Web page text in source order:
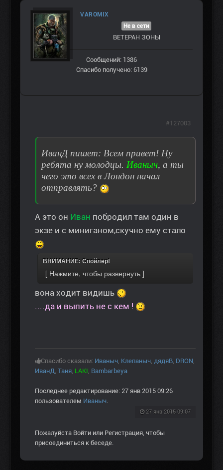
VAROMIX
Не в сети
ВЕТЕРАН ЗOНЫ
Сообщений: 1386
Спасибо получено: 6139
ИванД пишет: Всем привет! Ну
ребята ну молодцы. Иваныч, а ты
чего это всех в Лондон начал
отправлять?
А это он Иван побродил там один в
экзе и с миниганом,скучно ему стало
ВНИМАНИЕ: Спойлер!
вона ходит видишь
....да и выпить не с кем !
Спасибо сказали: Иваныч Клепаныч дядяВ DRON
ИванД Таня LAKI Bambarbeya
Последнее редактирование: 27 янв 2015 09:26
пользователем Иваныч
27 янв 2015 09:07
#127003
Пожалуйста Войти или Регистрация , чтобы
присоединиться к беседе.